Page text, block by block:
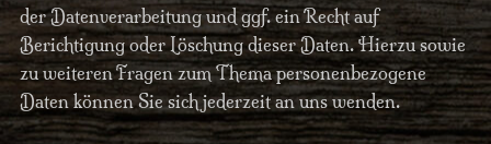
der Datenverarbeitung und ggf. ein Recht auf
Berichtigung oder Löschung dieser Daten. Hierzu sowie
zu weiteren Fragen zum Thema personenbezogene
Daten können Sie sich jederzeit an uns wenden.